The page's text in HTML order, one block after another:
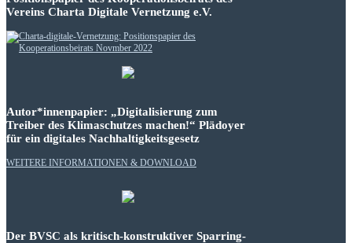
Vereins Charta Digitale Vernetzung e.V.
Autor*innenpapier: „Digitalisierung zum
Treiber des Klimaschutzes machen!“ Plädoyer
für ein digitales Nachhaltigkeitsgesetz
WEITERE INFORMATIONEN & DOWNLOAD
Der BVSC als kritisch-konstruktiver Sparring-